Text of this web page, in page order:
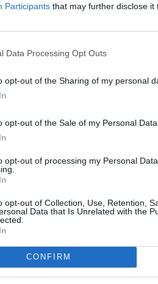
Participants that may further disclose it
Data Processing Opt Outs
opt-out of the Sharing of my personal
opt-out of the Sale of my Personal Data.
opt-out of processing my Personal
opt-out of Collection, Use, Retention,
Data that Is Unrelated with the
CONFIRM
ecológica y, por supuesto,
de los diferentes conflictos
no basta con tener un REF;
cambio.
de Estudio nació,
proactivo, pero sereno; de
personalistas ni de defender
qué REF necesita
ser construida entre todos los
Quevedo, marca un primer
justicia, porque ha sido una
Y da comienzo a una nueva
hoja de ruta, realista pero
sus sucesivas reformas: el
en el escenario político
azar: conlleva diálogo,
que, en muchas